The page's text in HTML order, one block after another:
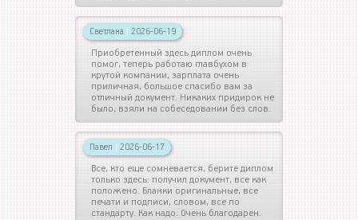
Светлана | 2026-06-19
Приобретенный здесь диплом очень
помог, теперь работаю главбухом в
крутой компании, зарплата очень
приличная, большое спасибо вам за
отличный документ. Никаких придирок не
было, взяли на собеседовании без слов.
Павел | 2026-06-17
Все, кто еще сомневается, берите диплом
только здесь: получил документ, все как
положено. Бланки оригинальные, все
печати и подписи, словом, все по
стандарту. Как надо. Очень благодарен.